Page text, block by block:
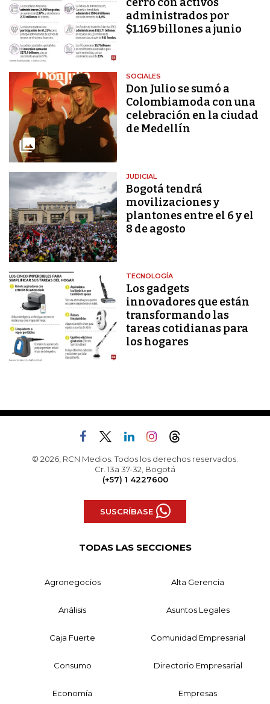
administrados por
$1.169 billones a junio
SOCIALES
Don Julio se sumó a
Colombiamoda con una
celebración en la ciudad
de Medellín
JUDICIAL
Bogotá tendrá
movilizaciones y
plantones entre el 6 y el
8 de agosto
TECNOLOGÍA
Los gadgets
innovadores que están
transformando las
tareas cotidianas para
los hogares
© 2026, RCN Medios. Todos los derechos reservados.
Cr. 13a 37-32, Bogotá
(+57) 1 4227600
SUSCRÍBASE
TODAS LAS SECCIONES
Agronegocios Alta Gerencia
Análisis Asuntos Legales
Caja Fuerte Comunidad Empresarial
Consumo Directorio Empresarial
Economía Empresas